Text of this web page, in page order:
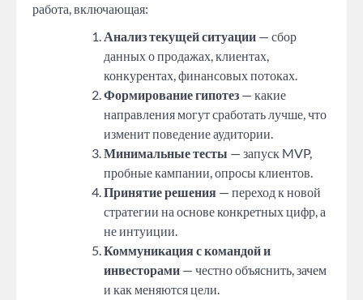
работа, включающая:
Анализ текущей ситуации — сбор
данных о продажах, клиентах,
конкурентах, финансовых потоках.
Формирование гипотез — какие
направления могут сработать лучше, что
изменит поведение аудитории.
Минимальные тесты — запуск MVP,
пробные кампании, опросы клиентов.
Принятие решения — переход к новой
стратегии на основе конкретных цифр, а
не интуиции.
Коммуникация с командой и
инвесторами — честно объяснить, зачем
и как меняются цели.